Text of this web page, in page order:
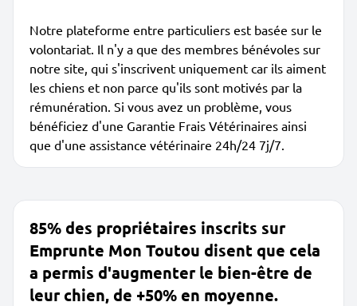
Notre plateforme entre particuliers est basée sur le
volontariat. Il n'y a que des membres bénévoles sur
notre site, qui s'inscrivent uniquement car ils aiment
les chiens et non parce qu'ils sont motivés par la
rémunération. Si vous avez un problème, vous
bénéficiez d'une Garantie Frais Vétérinaires ainsi
que d'une assistance vétérinaire 24h/24 7j/7.
85% des propriétaires inscrits sur
Emprunte Mon Toutou disent que cela
a permis d'augmenter le bien-être de
leur chien, de +50% en moyenne.